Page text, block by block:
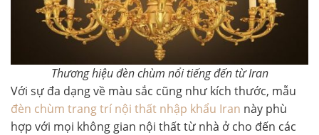
Thương hiệu đèn chùm nổi tiếng đến từ Iran
Với sự đa dạng về màu sắc cũng như kích thước, mẫu
đèn chùm trang trí nội thất nhập khẩu Iran này phù
hợp với mọi không gian nội thất từ nhà ở cho đến các